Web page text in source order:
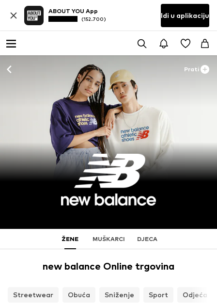
ABOUT YOU App
(152.700) Idi u aplikaciju
Prati
ŽENE MUŠKARCI DJECA
new balance Online trgovina
Streetwear Obuća Sniženje Sport Odjeća